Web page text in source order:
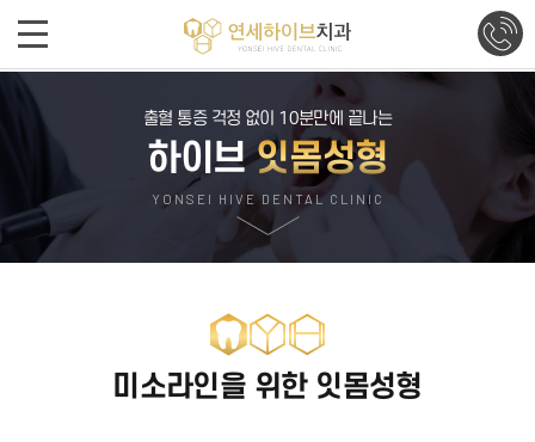
출혈 통증 걱정 없이 10분만에 끝나는
하이브잇몸성형
YONSEI HIVE DENTAL CLINIC
미소라인을 위한 잇몸성형